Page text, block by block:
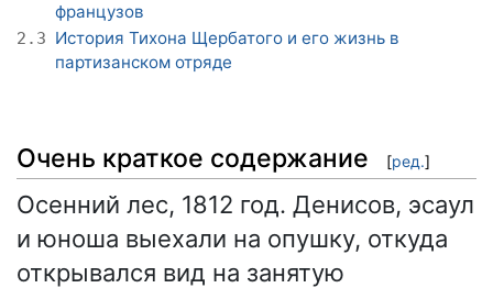
французов
2.3 История Тихона Щербатого и его жизнь в
партизанском отряде
Очень краткое содержание [ред.]
Осенний лес, 1812 год. Денисов, эсаул
и юноша выехали на опушку, откуда
открывался вид на занятую